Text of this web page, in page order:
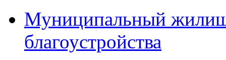
Муниципальный
благоустройства